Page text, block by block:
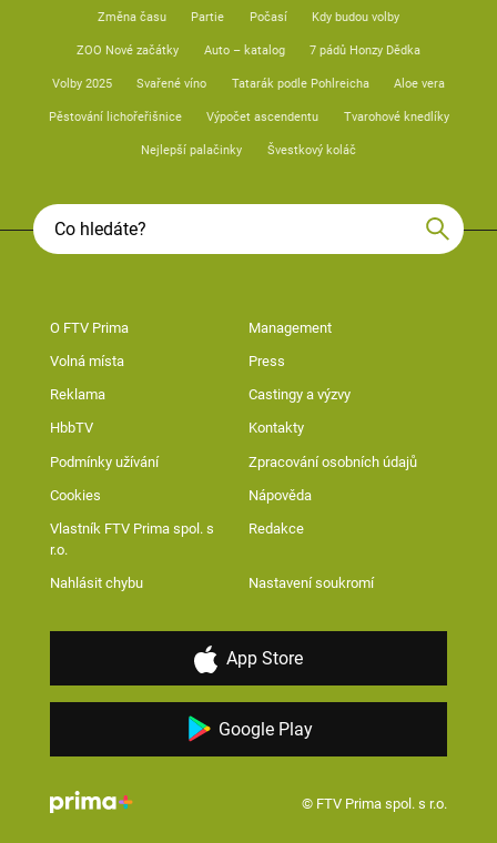
Změna času Partie Počasí Kdy budou volby
ZOO Nové začátky Auto – katalog 7 pádů Honzy Dědka
Volby 2025 Svařené víno Tatarák podle Pohlreicha Aloe vera
Pěstování lichořeřišnice Výpočet ascendentu Tvarohové knedlíky
Nejlepší palačinky Švestkový koláč
O FTV Prima Management
Volná místa Press
Reklama Castingy a výzvy
HbbTV Kontakty
Podmínky užívání Zpracování osobních údajů
Cookies Nápověda
Vlastník FTV Prima spol. s
r.o.
Redakce
Nahlásit chybu Nastavení soukromí
App Store
Google Play
© FTV Prima spol. s r.o.